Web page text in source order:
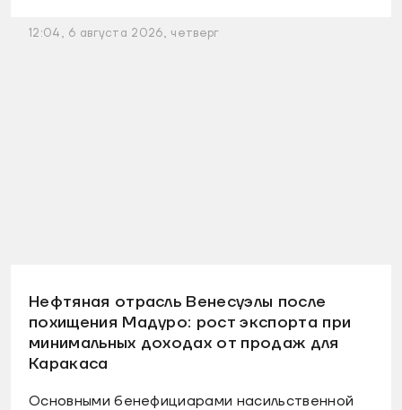
12:04, 6 августа 2026, четверг
Нефтяная отрасль Венесуэлы после
похищения Мадуро: рост экспорта при
минимальных доходах от продаж для
Каракаса
Основными бенефициарами насильственной